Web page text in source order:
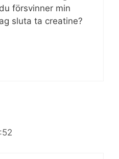
försvinner min
sluta ta creatine?